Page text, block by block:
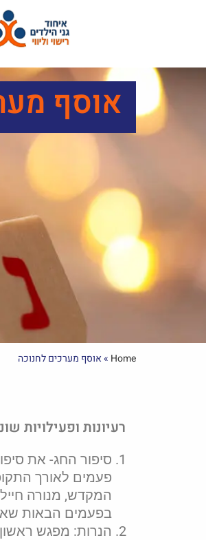
אוסף
Home
»אוסף מערכים לחנוכה
רעיונות ופעילויות
פעמים לאורך
המקדש, מנורה
בפעמים הבאות
הנרות: מפגש